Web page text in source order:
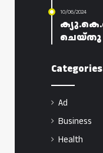
10/06/2024
ചെയ്തു
Categories
Ad
Business
Health